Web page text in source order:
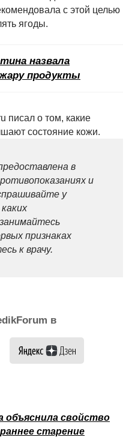
с этой целью
ягоды.
назвала
продукты
писал о том, какие
состояние кожи.
в
и
у
признаках
к врачу.
в
свойство
старение